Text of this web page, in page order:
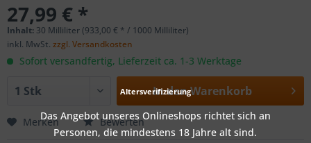
27,99 € *
Inhalt: 30 Milliliter (933,00 € * / 1000 Milliliter)
inkl. MwSt. zzgl. Versandkosten
Sofort versandfertig, Lieferzeit ca. 1-3 Werktage
In denWarenkorb
Merken Bewerten
Altersverifizierung
Das Angebot unseres Onlineshops richtet sich an
Personen, die mindestens 18 Jahre alt sind.